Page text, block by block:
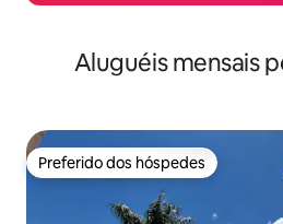
Aluguéis mensais
Preferido dos hóspedes
Preferido dos hóspedes